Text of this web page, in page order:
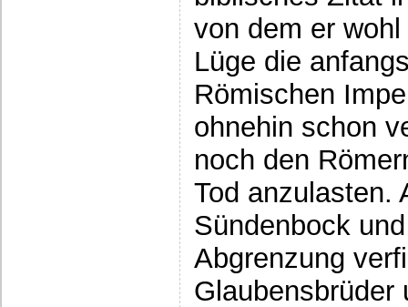
von dem er
Lüge die
Römischen
ohnehin schon
noch den
Tod anzulasten.
Sündenbock
Abgrenzung
Glaubensbrüder